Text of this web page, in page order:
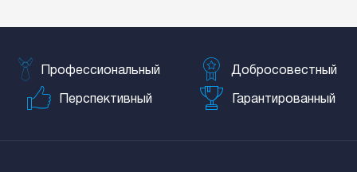
Профессиональный Добросовестный
Перспективный Гарантированный